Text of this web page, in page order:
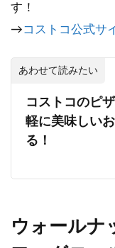
す！
→コストコ公式サ
あわせて読みたい
コストコのピ
軽に美味しい
る！
ウォールナ